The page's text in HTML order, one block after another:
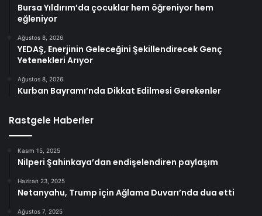
Bursa Yıldırım’da çocuklar hem öğreniyor hem
eğleniyor
Ağustos 8, 2026
YEDAŞ, Enerjinin Geleceğini Şekillendirecek Genç
Yetenekleri Arıyor
Ağustos 8, 2026
Kurban Bayramı’nda Dikkat Edilmesi Gerekenler
Rastgele Haberler
Kasım 15, 2025
Nilperi Şahinkaya’dan endişelendiren paylaşım
Haziran 23, 2025
Netanyahu, Trump için Ağlama Duvarı’nda dua etti
Ağustos 7, 2025